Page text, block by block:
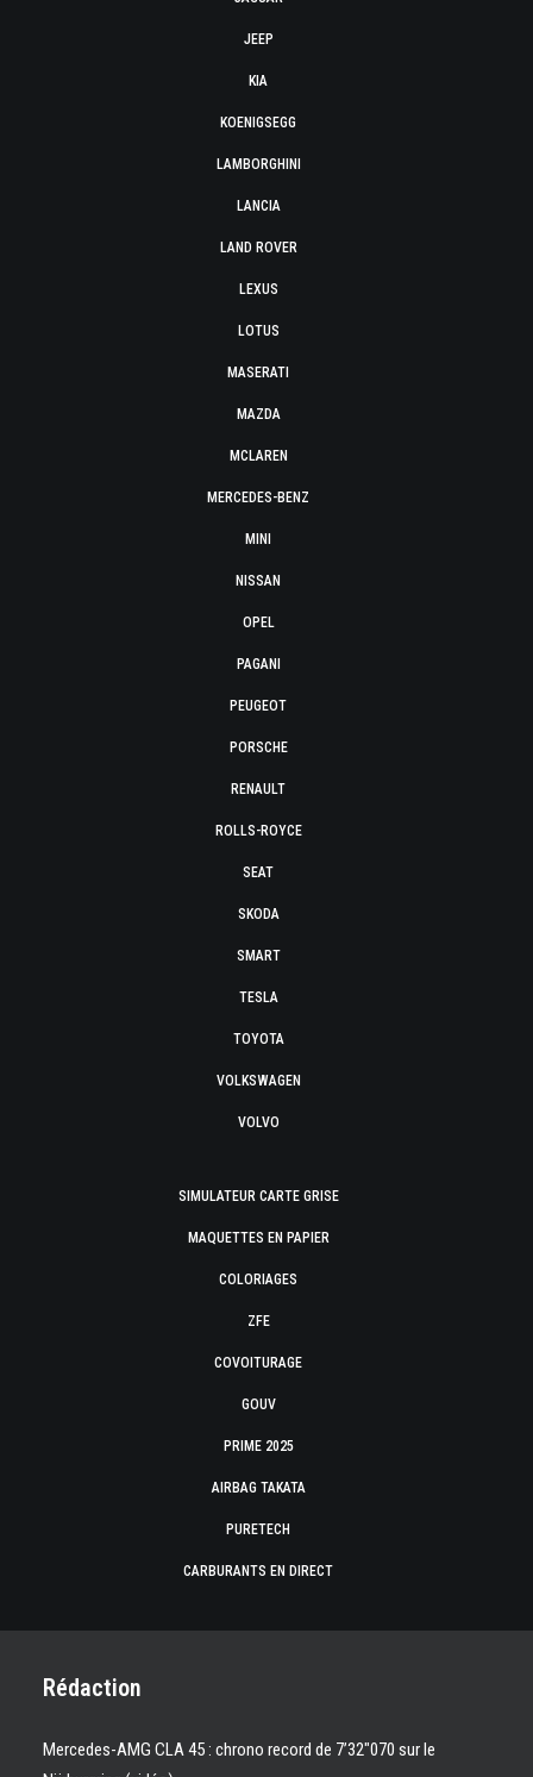
JEEP
KIA
KOENIGSEGG
LAMBORGHINI
LANCIA
LAND ROVER
LEXUS
LOTUS
MASERATI
MAZDA
MCLAREN
MERCEDES-BENZ
MINI
NISSAN
OPEL
PAGANI
PEUGEOT
PORSCHE
RENAULT
ROLLS-ROYCE
SEAT
SKODA
SMART
TESLA
TOYOTA
VOLKSWAGEN
VOLVO
SIMULATEUR CARTE GRISE
MAQUETTES EN PAPIER
COLORIAGES
ZFE
COVOITURAGE
GOUV
PRIME 2025
AIRBAG TAKATA
PURETECH
CARBURANTS EN DIRECT
Rédaction
Mercedes-AMG CLA 45 : chrono record de 7’32″070 sur le